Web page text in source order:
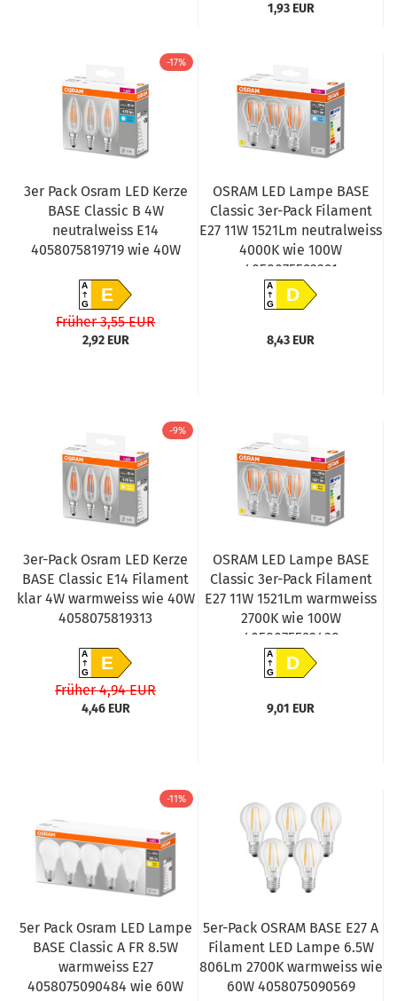
1,93 EUR
-17%
3er Pack Osram LED Kerze
BASE Classic B 4W
neutralweiss E14
4058075819719 wie 40W
A
GE
Früher 3,55 EUR
2,92 EUR
OSRAM LED Lampe BASE
Classic 3er-Pack Filament
E27 11W 1521Lm neutralweiss
4000K wie 100W
4058075592391
A
GD
8,43 EUR
-9%
3er-Pack Osram LED Kerze
BASE Classic E14 Filament
klar 4W warmweiss wie 40W
4058075819313
A
GE
Früher 4,94 EUR
4,46 EUR
OSRAM LED Lampe BASE
Classic 3er-Pack Filament
E27 11W 1521Lm warmweiss
2700K wie 100W
4058075592438
A
GD
9,01 EUR
-11%
5er Pack Osram LED Lampe
BASE Classic A FR 8.5W
warmweiss E27
4058075090484 wie 60W
5er-Pack OSRAM BASE E27 A
Filament LED Lampe 6.5W
806Lm 2700K warmweiss wie
60W 4058075090569